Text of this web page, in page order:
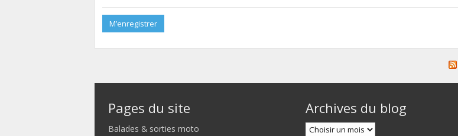
M’enregistrer
Pages du site
Balades & sorties moto
Archives du blog